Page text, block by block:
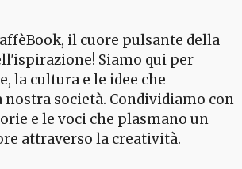
il cuore pulsante della
Siamo qui per
la cultura e le idee che
società. Condividiamo con
e le voci che plasmano un
attraverso la creatività.